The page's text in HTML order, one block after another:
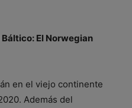
El Norwegian
en el viejo continente
Además del